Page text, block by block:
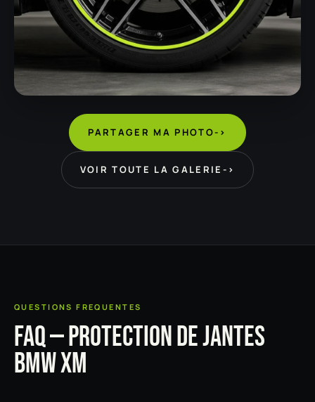
PARTAGER MA PHOTO->
VOIR TOUTE LA GALERIE ->
QUESTIONS FREQUENTES
FAQ — PROTECTION DE JANTES
BMW XM